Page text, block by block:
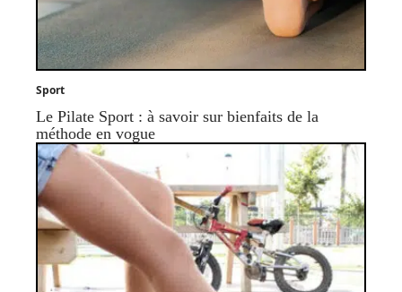
Sport
Le Pilate Sport : à savoir sur bienfaits de la
méthode en vogue